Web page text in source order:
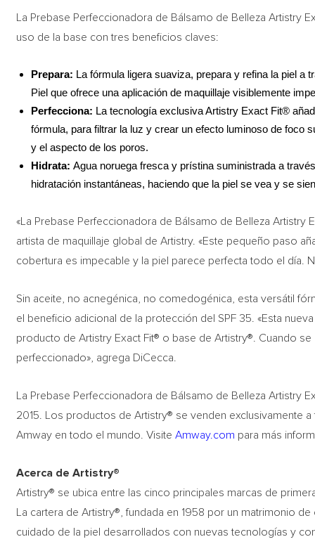
La Prebase Perfeccionadora de Bálsamo de Belleza Artistry
uso de la base con tres beneficios claves:
Prepara: La fórmula ligera suaviza, prepara y refina la piel a
Piel que ofrece una aplicación de maquillaje visiblemente
Perfecciona: La tecnología exclusiva Artistry Exact Fit®
fórmula, para filtrar la luz y crear un efecto luminoso de foco
y el aspecto de los poros.
Hidrata:Agua noruega fresca y prístina suministrada a
hidratación instantáneas, haciendo que la piel se vea y se
«La Prebase Perfeccionadora de Bálsamo de Belleza Artistry
artista de maquillaje global de Artistry. «Este pequeño paso
cobertura es impecable y la piel parece perfecta todo el día.
Sin aceite, no acnegénica, no comedogénica, esta versátil
el beneficio adicional de la protección del SPF 35. «Esta
producto de Artistry Exact Fit® o base de Artistry®. Cuando
perfeccionado», agrega DiCecca.
La Prebase Perfeccionadora de Bálsamo de Belleza Artistry
2015. Los productos de Artistry® se venden exclusivamente
Amway en todo el mundo. VisiteAmway.com para más
Acerca de Artistry®
Artistry® se ubica entre las cinco principales marcas de
La cartera de Artistry®, fundada en 1958 por un matrimonio
cuidado de la piel desarrollados con nuevas tecnologías y